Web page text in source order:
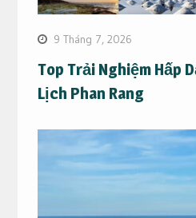
9 Tháng 7, 2026
Top Trải Nghiệm Hấp
Lịch Phan Rang